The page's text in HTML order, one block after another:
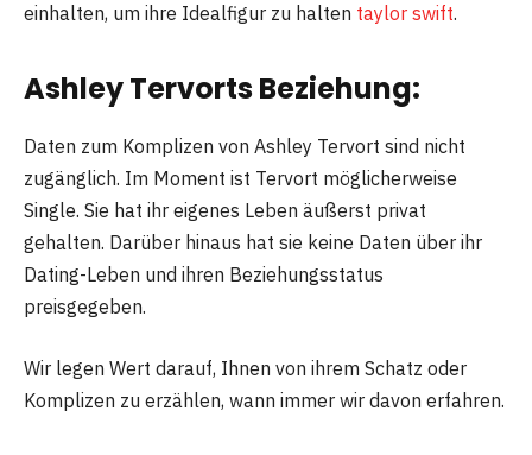
einhalten, um ihre Idealfigur zu halten taylor swift.
Ashley Tervorts Beziehung:
Daten zum Komplizen von Ashley Tervort sind nicht
zugänglich. Im Moment ist Tervort möglicherweise
Single. Sie hat ihr eigenes Leben äußerst privat
gehalten. Darüber hinaus hat sie keine Daten über ihr
Dating-Leben und ihren Beziehungsstatus
preisgegeben.
Wir legen Wert darauf, Ihnen von ihrem Schatz oder
Komplizen zu erzählen, wann immer wir davon erfahren.